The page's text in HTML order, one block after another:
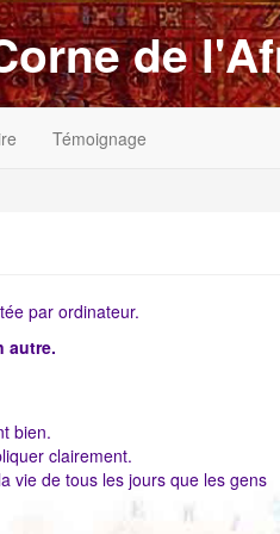
de
Témoignage
par ordinateur.
autre.
bien.
clairement.
vie de tous les jours que les gens